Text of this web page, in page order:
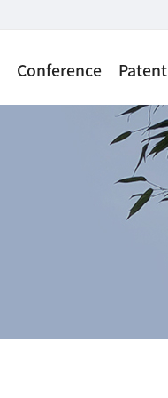
Conference Patent